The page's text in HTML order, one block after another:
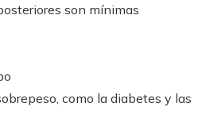
son mínimas
como la diabetes y las